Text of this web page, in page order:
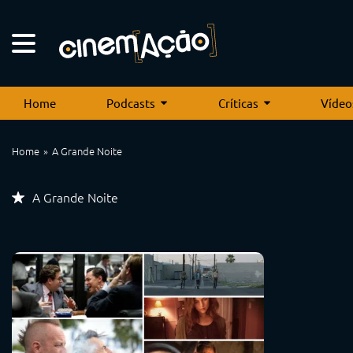
Home Podcasts Críticas
Home A Grande Noite
A Grande Noite